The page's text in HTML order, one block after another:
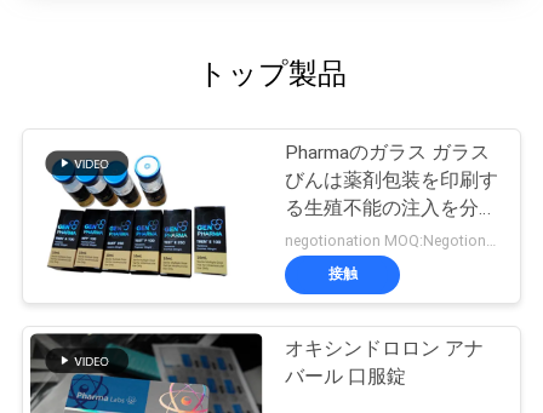
トップ製品
Pharmaのガラス ガラス
びんは薬剤包装を印刷す
る生殖不能の注入を分類
します
negotionation MOQ:Negotionation
接触
オキシンドロロン アナ
バール 口服錠